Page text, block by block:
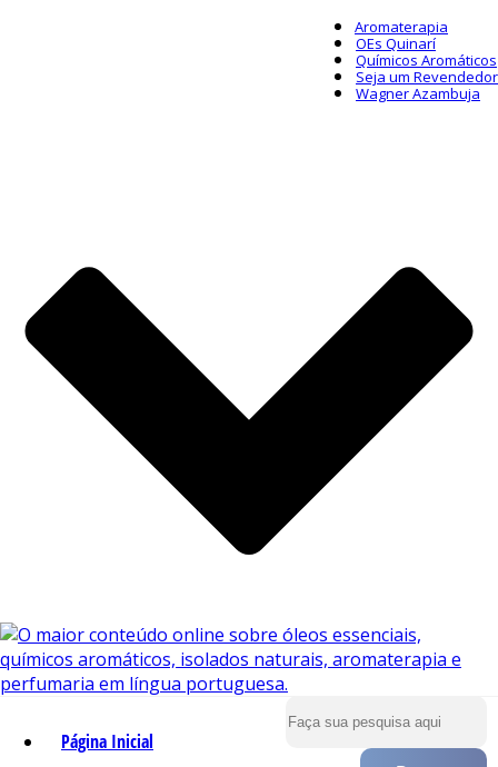
Aromaterapia
OEs Quinarí
Químicos Aromáticos
Seja um Revendedor
Wagner Azambuja
Página Inicial